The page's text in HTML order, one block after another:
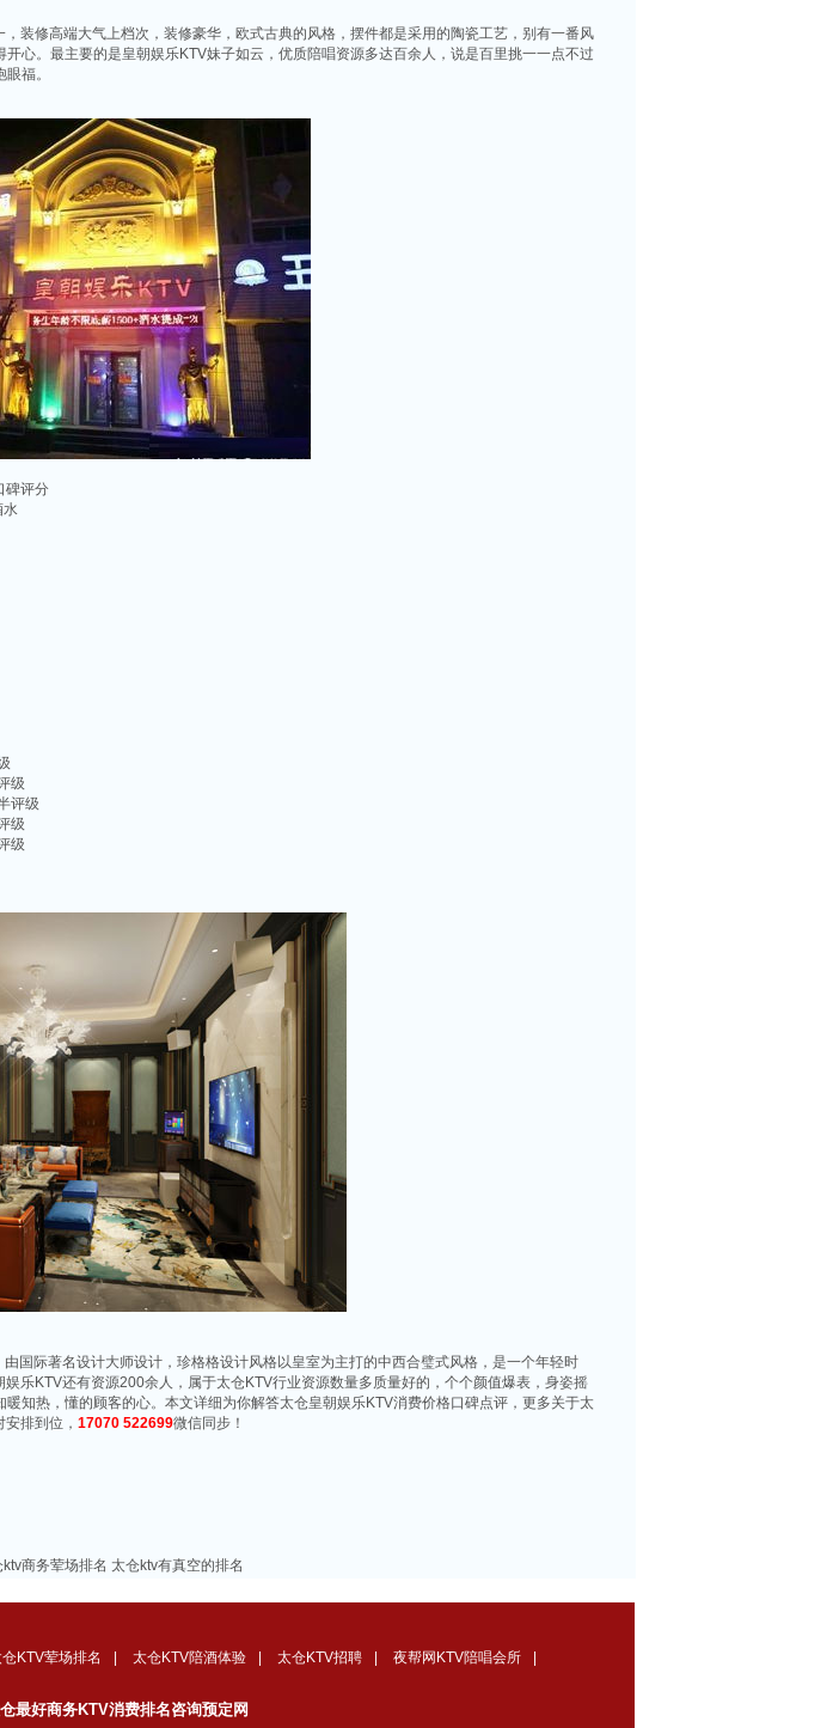
装修高端大气上档次，装修豪华，欧式古典的风格，摆件都是采用的陶瓷工艺，别有一番风
心。最主要的是皇朝娱乐KTV妹子如云，优质陪唱资源多达百余人，说是百里挑一一点不过
福。
碑评分
水
级
级
级
级
国际著名设计大师设计，珍格格设计风格以皇室为主打的中西合璧式风格，是一个年轻时
乐KTV还有资源200余人，属于太仓KTV行业资源数量多质量好的，个个颜值爆表，身姿摇
知热，懂的顾客的心。本文详细为你解答太仓皇朝娱乐KTV消费价格口碑点评，更多关于太
安排到位， 17070 522699微信同步！
ktv商务荤场排名 太仓ktv有真空的排名
KTV荤场排名 太仓KTV陪酒体验 太仓KTV招聘 夜帮网KTV陪唱会所
最好商务KTV消费排名咨询预定网